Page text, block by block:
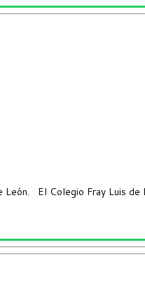
León. El Colegio Fray Luis de